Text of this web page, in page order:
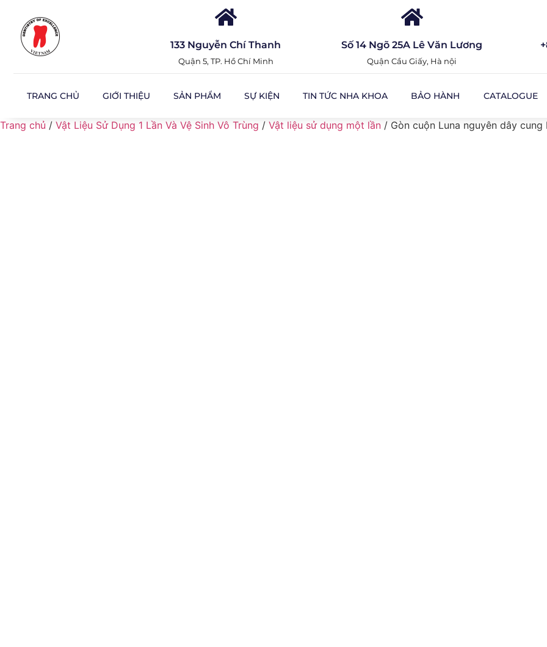
133 Nguyễn Chí Thanh
Quận 5, TP. Hồ Chí Minh
Số 14 Ngõ 25A Lê Văn Lương
Quận Cầu Giấy, Hà nội
TRANG CHỦ GIỚI THIỆU SẢN PHẨM SỰ KIỆN TIN TỨC NHA KHOA BẢO HÀNH CATALOGUE
Trang chủ / Vật Liệu Sử Dụng 1 Lần Và Vệ Sinh Vô Trùng / Vật liệu sử dụng một lần / Gòn cuộn Luna nguyên dây cung